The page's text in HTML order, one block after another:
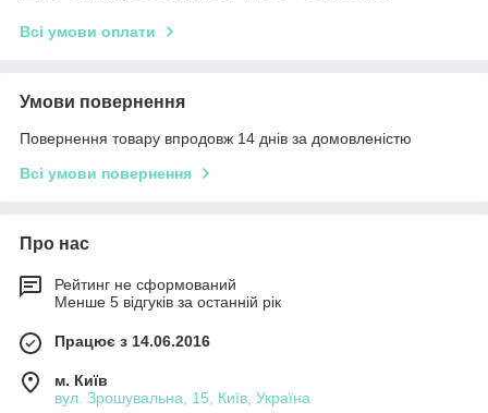
Всі умови оплати
Умови повернення
Повернення товару впродовж 14 днів за домовленістю
Всі умови повернення
Про нас
Рейтинг не сформований
Менше 5 відгуків за останній рік
Працює з 14.06.2016
м. Київ
вул. Зрошувальна, 15, Київ, Україна